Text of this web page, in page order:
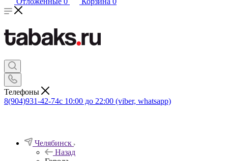
Телефоны
8(904)931-42-74с 10:00 до 22:00 (viber, whatsapp)
Челябинск
Назад